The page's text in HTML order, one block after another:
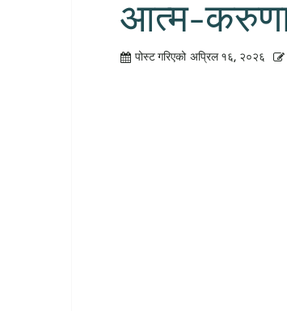
आत्म-
पोस्ट गरिएको अप्रिल १६, २०२६